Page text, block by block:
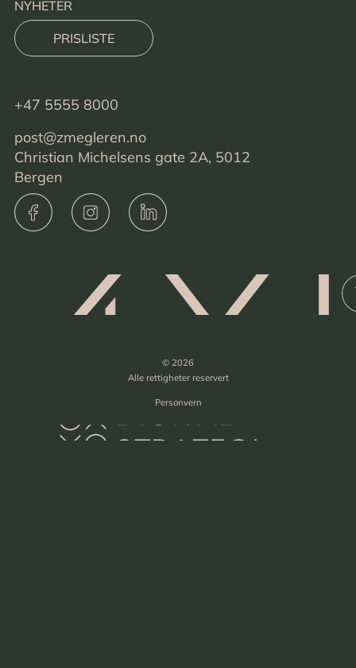
NYHETER
PRISLISTE
+47 5555 8000
post@zmegleren.no
Christian Michelsens gate 2A, 5012
Bergen
© 2026
Alle rettigheter reservert
Personvern